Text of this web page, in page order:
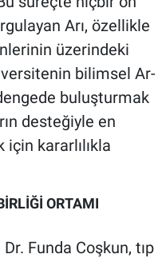
Arı, özellikle
üzerindeki
bilimsel Ar-
buluşturmak
desteğiyle en
kararlılıkla
ORTAMI
Funda Coşkun, tıp